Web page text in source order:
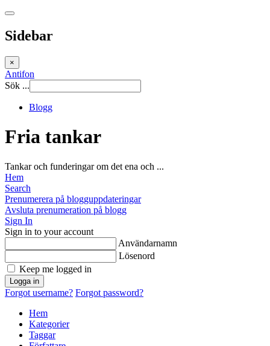
Sidebar
×
Antifon
Sök ...
Blogg
Fria tankar
Tankar och funderingar om det ena och ...
Hem
Search
Prenumerera på blogguppdateringar
Avsluta prenumeration på blogg
Sign In
Sign in to your account
Användarnamn
Lösenord
Keep me logged in
Logga in
Forgot username? Forgot password?
Hem
Kategorier
Taggar